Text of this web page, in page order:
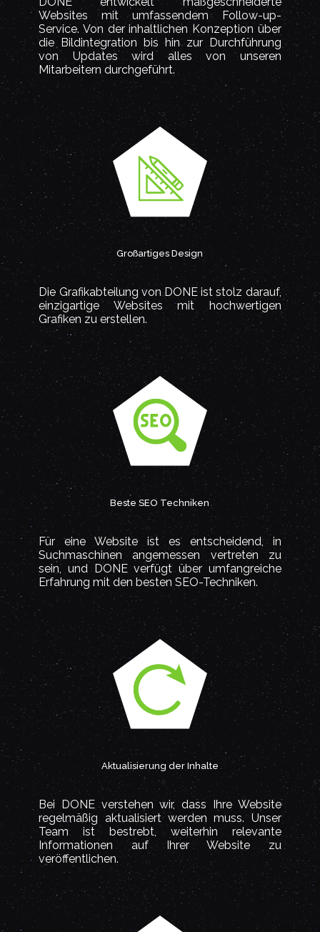
Websites mit umfassendem Follow-up-
Service. Von der inhaltlichen Konzeption über
die Bildintegration bis hin zur Durchführung
von Updates wird alles von unseren
Mitarbeitern durchgeführt.
Großartiges Design
Die Grafikabteilung von DONE ist stolz darauf,
einzigartige Websites mit hochwertigen
Grafiken zu erstellen.
Beste SEO Techniken
Für eine Website ist es entscheidend, in
Suchmaschinen angemessen vertreten zu
sein, und DONE verfügt über umfangreiche
Erfahrung mit den besten SEO-Techniken.
Aktualisierung der Inhalte
Bei DONE verstehen wir, dass Ihre Website
regelmäßig aktualisiert werden muss. Unser
Team ist bestrebt, weiterhin relevante
Informationen auf Ihrer Website zu
veröffentlichen.